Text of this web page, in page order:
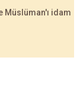
Müslüman'ı idam